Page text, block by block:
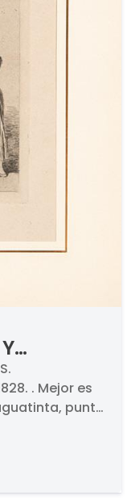
. Mejor es
punta